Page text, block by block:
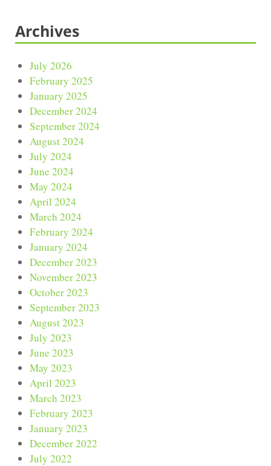
Archives
July 2026
February 2025
January 2025
December 2024
September 2024
August 2024
July 2024
June 2024
May 2024
April 2024
March 2024
February 2024
January 2024
December 2023
November 2023
October 2023
September 2023
August 2023
July 2023
June 2023
May 2023
April 2023
March 2023
February 2023
January 2023
December 2022
July 2022